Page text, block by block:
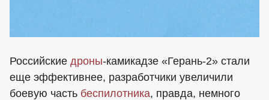
Российские дроны-камикадзе «Герань-2» стали
еще эффективнее, разработчики увеличили
боевую часть беспилотника, правда, немного